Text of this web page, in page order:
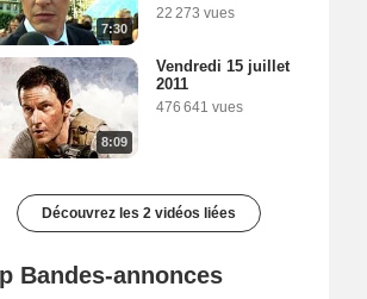
7:30
22 273 vues
8:09
Vendredi 15 juillet
2011
476 641 vues
Découvrez les 2 vidéos liées
Bandes-annonces
Mutiny Bande-annonce VO STFR Spider-Man: Brand New Day Bande-annonce VO STFR